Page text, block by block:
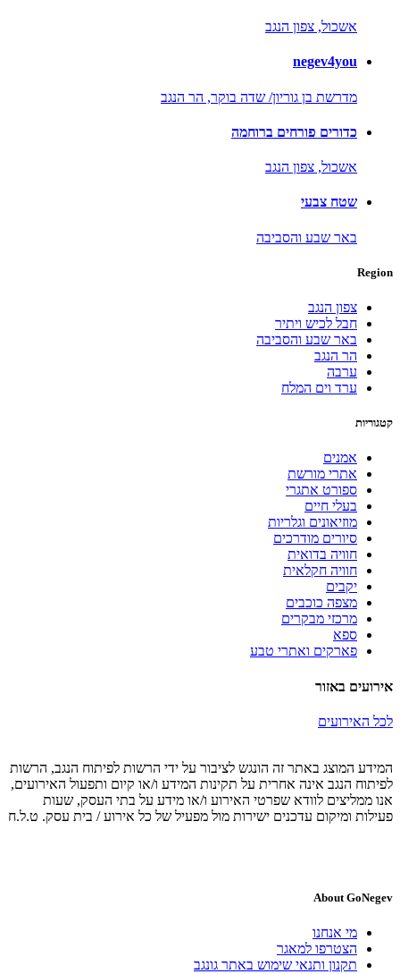
אשכול, צפון הנגב
negev4you
מדרשת בן גוריון/ שדה בוקר, הר הנגב
כדורים פורחים ברוחמה
אשכול, צפון הנגב
שטח צבעי
באר שבע והסביבה
Region
צפון הנגב
חבל לכיש ויתיר
באר שבע והסביבה
הר הנגב
ערבה
ערד וים המלח
קטגוריות
אמנים
אתרי מורשת
ספורט אתגרי
בעלי חיים
מוזיאונים וגלריות
סיורים מודרכים
חוויה בדואית
חוויה חקלאית
יקבים
מצפה כוכבים
מרכזי מבקרים
ספא
פארקים ואתרי טבע
אירועים באזור
לכל האירועים
המידע המוצג באתר זה הונגש לציבור על ידי הרשות לפיתוח הנגב, הרשות
לפיתוח הנגב אינה אחרית על תקינות המידע ו/או קיום ותפעול האירועים,
אנו ממליצים לוודא שפרטי האירוע ו/או מידע על בתי העסק, שעות
פעילות ומיקום עדכנים ישירות מול מפעיל של כל אירוע / בית עסק. ט.ל.ח
About GoNegev
מי אנחנו
הצטרפו למאגר
תקנון ותנאי שימוש באתר גונגב